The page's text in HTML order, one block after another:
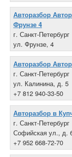
Авторазбор
Фрунзе 4
г. Санкт-Петербург
ул. Фрунзе, 4
+7 812 386-80-00
Авторазбор
г. Санкт-Петербург
ул. Калинина, д. 5
+7 812 940-33-50
Авторазбор в
г. Санкт-Петербург
Софийская ул., д.
+7 952 668-72-70